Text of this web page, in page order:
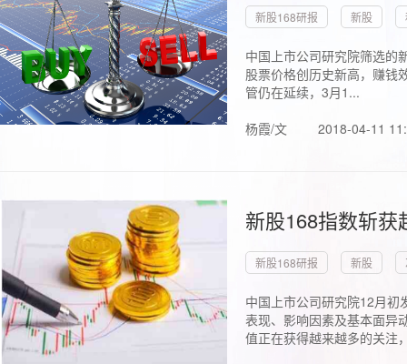
新股168研报 新股
中国上市公司研究院筛选的
股票价格创历史新高，赚钱
管仍在延续，3月1...
杨霞/文
2018-04-11
新股168指数斩
新股168研报 新股
中国上市公司研究院12月初
表现、影响因素及基本面异
值正在获得越来越多的关注